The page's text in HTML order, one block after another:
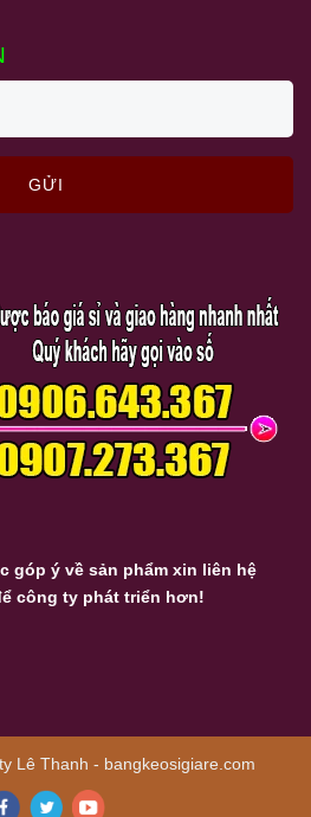
GỬI
góp ý về sản phẩm xin liên hệ
công ty phát triển hơn!
Lê Thanh - bangkeosigiare.com